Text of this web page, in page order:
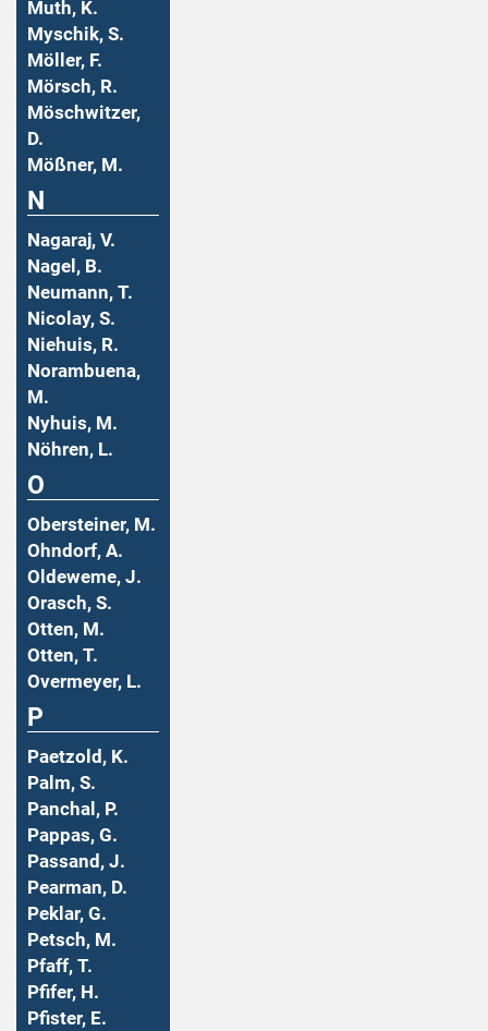
Muth, K.
Myschik, S.
Möller, F.
Mörsch, R.
Möschwitzer,
D.
Mößner, M.
N
Nagaraj, V.
Nagel, B.
Neumann, T.
Nicolay, S.
Niehuis, R.
Norambuena,
M.
Nyhuis, M.
Nöhren, L.
O
Obersteiner, M.
Ohndorf, A.
Oldeweme, J.
Orasch, S.
Otten, M.
Otten, T.
Overmeyer, L.
P
Paetzold, K.
Palm, S.
Panchal, P.
Pappas, G.
Passand, J.
Pearman, D.
Peklar, G.
Petsch, M.
Pfaff, T.
Pfifer, H.
Pfister, E.